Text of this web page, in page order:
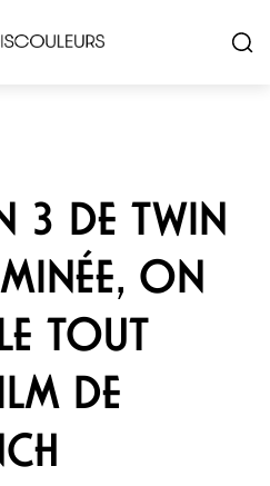
3 DE TWIN
ON
TOUT
DE